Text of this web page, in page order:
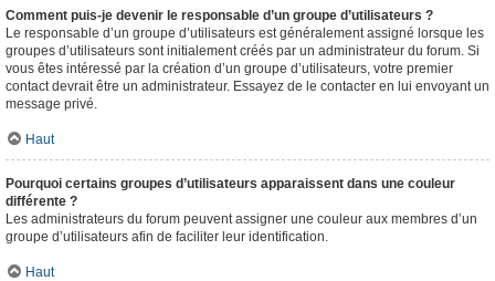
Comment puis-je devenir le responsable d’un groupe d’utilisateurs ?
Le responsable d’un groupe d’utilisateurs est généralement assigné lorsque les
groupes d’utilisateurs sont initialement créés par un administrateur du forum. Si
vous êtes intéressé par la création d’un groupe d’utilisateurs, votre premier
contact devrait être un administrateur. Essayez de le contacter en lui envoyant un
message privé.
Haut
Pourquoi certains groupes d’utilisateurs apparaissent dans une couleur
différente ?
Les administrateurs du forum peuvent assigner une couleur aux membres d’un
groupe d’utilisateurs afin de faciliter leur identification.
Haut